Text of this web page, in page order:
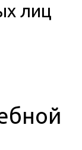
лиц